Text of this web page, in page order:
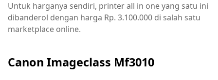
Untuk harganya sendiri, printer all in one yang satu ini
dibanderol dengan harga Rp. 3.100.000 di salah satu
marketplace online.
Canon Imageclass Mf3010